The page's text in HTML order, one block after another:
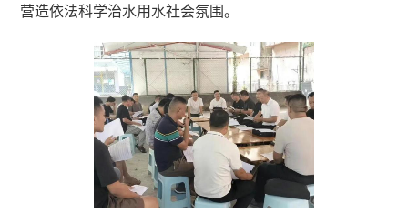
营造依法科学治水用水社会氛围。